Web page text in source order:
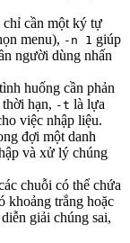
chỉ cần một ký tự
menu), -n 1 giúp
người dùng nhấn
huống cần phản
hạn, -t là lựa
việc nhập liệu.
đợi một danh
và xử lý chúng
chuỗi có thể chứa
khoảng trắng hoặc
giải chúng sai,